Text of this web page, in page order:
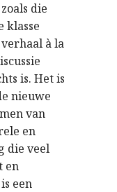
die
klasse
à la
is. Het is
nieuwe
van
en
die veel
en
een